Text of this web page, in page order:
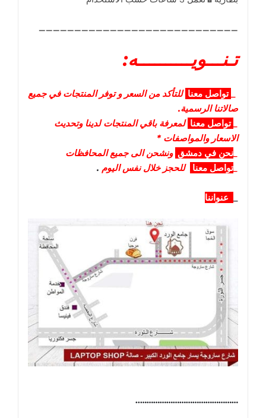
____________________________
تـنـــويــــــــــه:
تواصل معنا للتأكد من السعر و توفر المنتجات في جميع
صالاتنا الرسمية.
تواصل معنا لمعرفة باقي المنتجات لدينا وتحديث
الاسعار والمواصفات *
نحن في دمشق ونشحن الى جميع المحافظات
تواصل معنا للحجز خلال نفس اليوم .
عنواننا
………………………………………..